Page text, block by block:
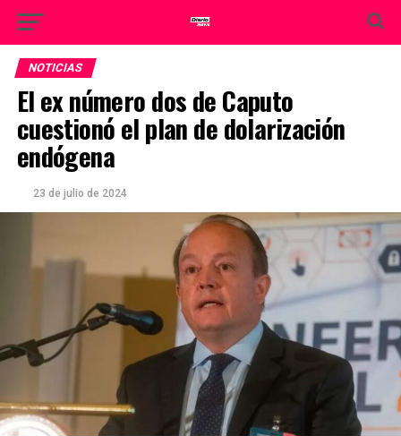
NOTICIAS
El ex número dos de Caputo
cuestionó el plan de dolarización
endógena
23 de julio de 2024